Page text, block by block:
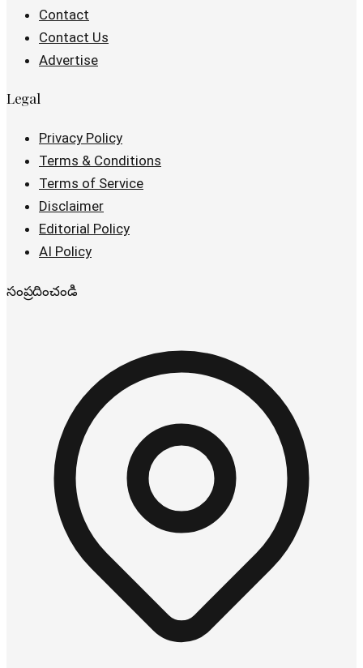
Contact
Contact Us
Advertise
Legal
Privacy Policy
Terms & Conditions
Terms of Service
Disclaimer
Editorial Policy
AI Policy
సంప్రదించండి